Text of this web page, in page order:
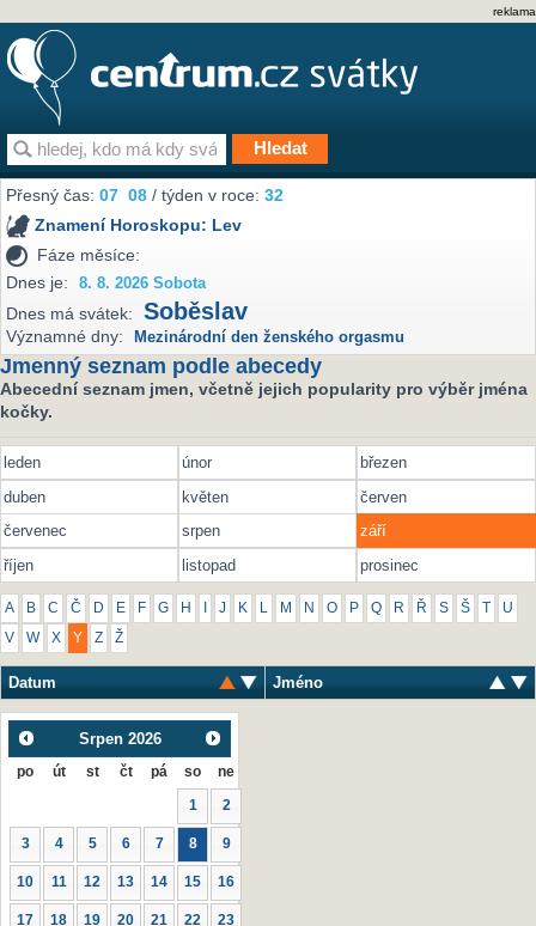
reklama
Přesný čas:07 08 / týden v roce:32
Znamení Horoskopu: Lev
Fáze měsíce:
Dnes je:
8. 8. 2026 Sobota
Dnes má svátek: Soběslav
Významné dny: Mezinárodní den ženského orgasmu
Jmenný seznam podle abecedy
Abecední seznam jmen, včetně jejich popularity pro výběr jména
kočky.
leden únor
březen
duben
květen
červen
červenec
srpen
září
říjen
listopad prosinec
A B C Č D E F G H J K L M N O P Q R Ř S Š U
V W X Y Z Ž
Datum Jméno
Srpen 2026
po út st čt pá so ne
1 2
3 4 5 6 7 8 9
10 11 12 13 14 15 16
17 18 19 20 21 22 23